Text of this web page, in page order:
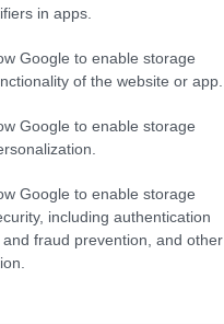
in apps.
Google to enable storage
of the website or app.
Google to enable storage
Google to enable storage
including authentication
fraud prevention, and other